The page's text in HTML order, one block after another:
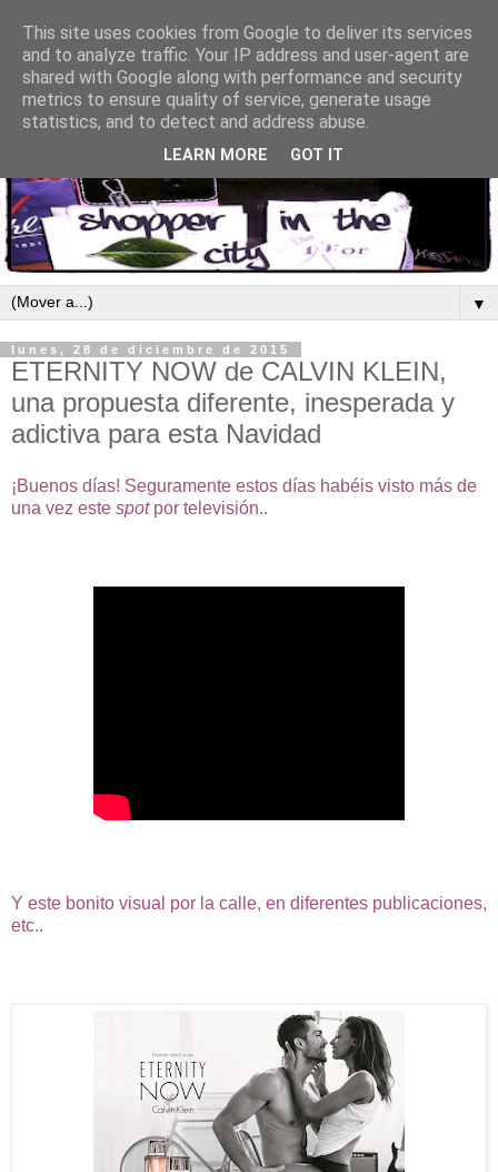
▼
lunes, 28 de diciembre de 2015
ETERNITY NOW de CALVIN KLEIN,
una propuesta diferente, inesperada y
adictiva para esta Navidad
¡Buenos días! Seguramente estos días habéis visto más de
una vez este spotpor televisión..
Y este bonito visual por la calle, en diferentes publicaciones,
etc..
This site uses cookies from Google to deliver its services
and to analyze traffic. Your IP address and user-agent are
shared with Google along with performance and security
metrics to ensure quality of service, generate usage
statistics, and to detect and address abuse.
LEARN MORE GOT IT